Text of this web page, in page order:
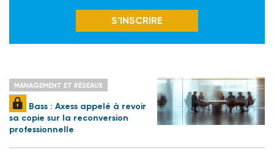
S’INSCRIRE
MANAGEMENT ET RÉSEAUX
Bass : Axess appelé à revoir
sa copie sur la reconversion
professionnelle